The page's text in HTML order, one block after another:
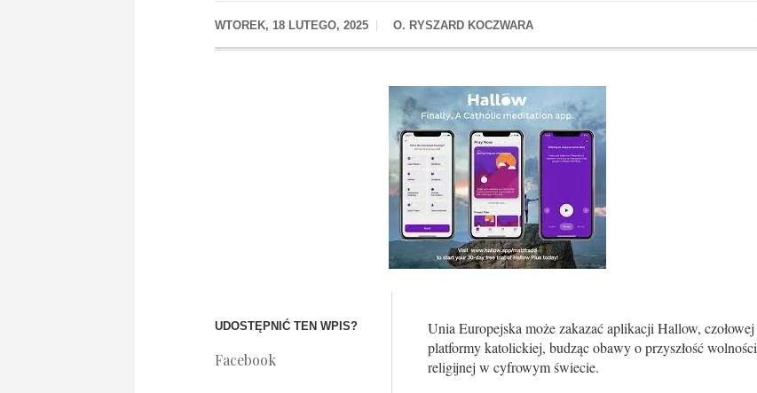
WTOREK, 18 LUTEGO, 2025
UDOSTĘPNIĆ TEN WPIS?
Facebook
Unia Europejska może zakazać aplikacji Hallow, czołowej
platformy katolickiej, budząc obawy o przyszłość wolności
religijnej w cyfrowym świecie.